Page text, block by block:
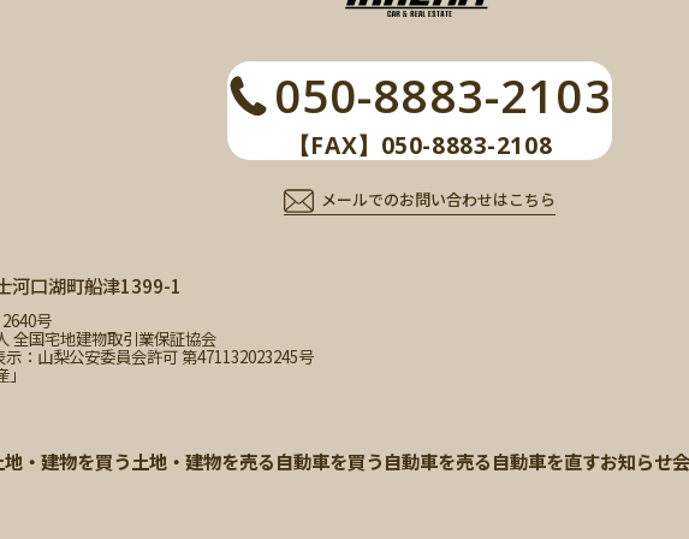
050-8883-2103
【FAX】050-8883-2108
メールでのお問い合わせはこちら
河口湖町船津1399-1
号
全国宅地建物取引業保証協会
：山梨公安委員会許可 第471132023245号
地・建物を買う土地・建物を売る自動車を買う自動車を売る自動車を直すお知らせ